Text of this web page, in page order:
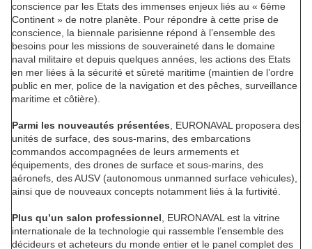
conscience par les Etats des immenses enjeux liés au « 6ème
Continent » de notre planète. Pour répondre à cette prise de
conscience, la biennale parisienne répond à l’ensemble des
besoins pour les missions de souveraineté dans le domaine
naval militaire et depuis quelques années, les actions des Etats
en mer liées à la sécurité et sûreté maritime (maintien de l’ordre
public en mer, police de la navigation et des pêches, surveillance
maritime et côtière).
Parmi les nouveautés présentées , EURONAVAL proposera des
unités de surface, des sous-marins, des embarcations
commandos accompagnées de leurs armements et
équipements, des drones de surface et sous-marins, des
aéronefs, des AUSV (autonomous unmanned surface vehicules),
ainsi que de nouveaux concepts notamment liés à la furtivité.
Plus qu’un salon professionnel , EURONAVAL est la vitrine
internationale de la technologie qui rassemble l’ensemble des
décideurs et acheteurs du monde entier et le panel complet des